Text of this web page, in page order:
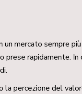
mercato sempre
rapidamente. In
percezione del